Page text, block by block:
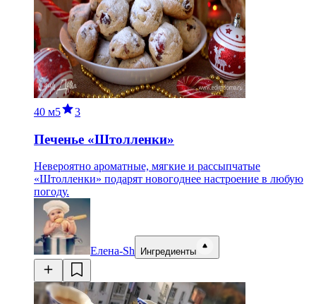
40 м5 3
Печенье «Штолленки»
Невероятно ароматные, мягкие и рассыпчатые
«Штолленки» подарят новогоднее настроение в любую
погоду.
Елена-Sh Ингредиенты